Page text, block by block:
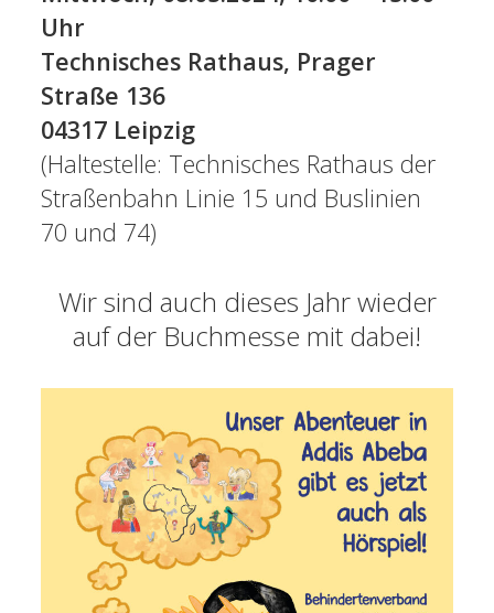
Uhr
Technisches Rathaus, Prager
Straße 136
04317 Leipzig
(Haltestelle: Technisches Rathaus der
Straßenbahn Linie 15 und Buslinien
70 und 74)
Wir sind auch dieses Jahr wieder
auf der Buchmesse mit dabei!